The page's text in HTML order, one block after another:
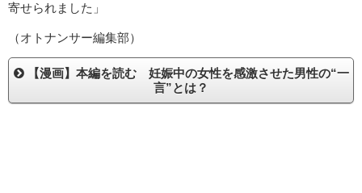
寄せられました」
（オトナンサー編集部）
【漫画】本編を読む 妊娠中の女性を感激させた男性の“一
言”とは？